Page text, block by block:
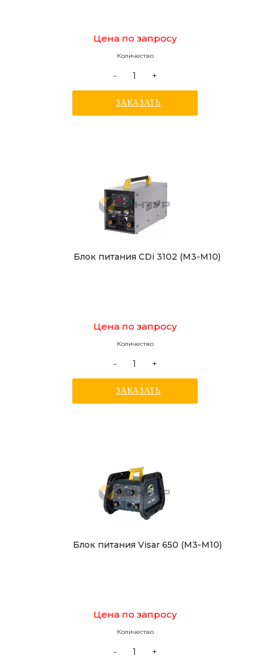
Цена по запросу
Количество
- +
ЗАКАЗАТЬ
Блок питания CDi 3102 (М3-М10)
Цена по запросу
Количество
- +
ЗАКАЗАТЬ
Блок питания Visar 650 (М3-М10)
Цена по запросу
Количество
- +